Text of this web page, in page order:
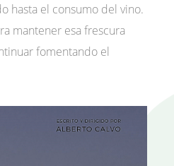
hasta el consumo del vino.
mantener esa frescura
fomentando el